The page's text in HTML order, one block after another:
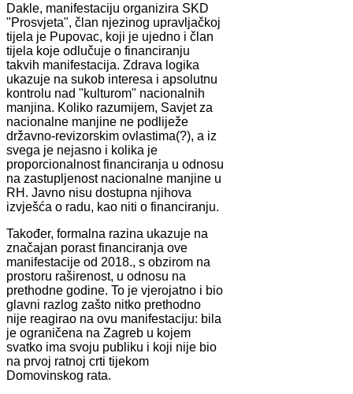
Dakle, manifestaciju organizira SKD
"Prosvjeta", član njezinog upravljačkoj
tijela je Pupovac, koji je ujedno i član
tijela koje odlučuje o financiranju
takvih manifestacija. Zdrava logika
ukazuje na sukob interesa i apsolutnu
kontrolu nad "kulturom" nacionalnih
manjina. Koliko razumijem, Savjet za
nacionalne manjine ne podliježe
državno-revizorskim ovlastima(?), a iz
svega je nejasno i kolika je
proporcionalnost financiranja u odnosu
na zastupljenost nacionalne manjine u
RH. Javno nisu dostupna njihova
izvješća o radu, kao niti o financiranju.
Također, formalna razina ukazuje na
značajan porast financiranja ove
manifestacije od 2018., s obzirom na
prostoru raširenost, u odnosu na
prethodne godine. To je vjerojatno i bio
glavni razlog zašto nitko prethodno
nije reagirao na ovu manifestaciju: bila
je ograničena na Zagreb u kojem
svatko ima svoju publiku i koji nije bio
na prvoj ratnoj crti tijekom
Domovinskog rata.